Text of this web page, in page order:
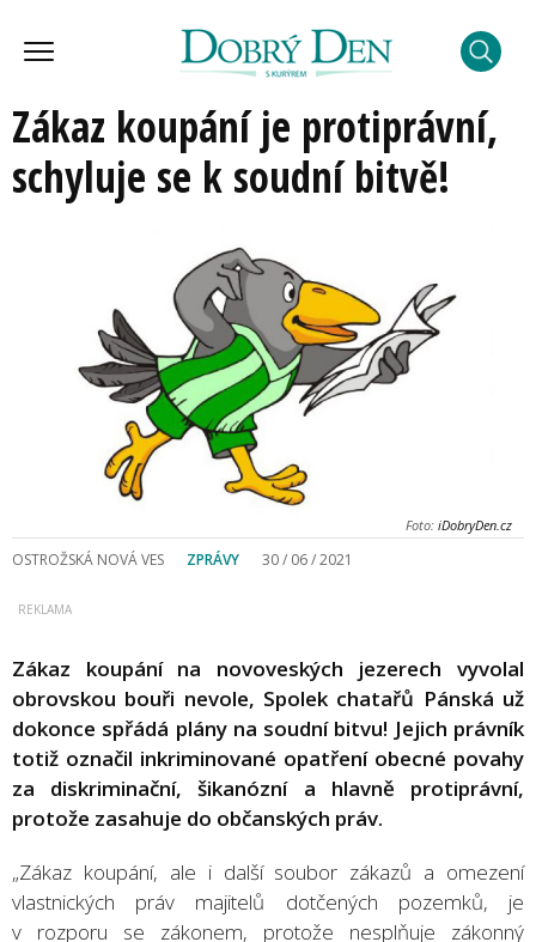
Zákaz koupání je protiprávní,
schyluje se k soudní bitvě!
Foto: iDobryDen.cz
OSTROŽSKÁ NOVÁ VES ZPRÁVY 30 / 06 / 2021
Zákaz koupání na novoveských jezerech vyvolal
obrovskou bouři nevole, Spolek chatařů Pánská už
dokonce spřádá plány na soudní bitvu! Jejich právník
totiž označil inkriminované opatření obecné povahy
za diskriminační, šikanózní a hlavně protiprávní,
protože zasahuje do občanských práv.
„Zákaz koupání, ale i další soubor zákazů a omezení
vlastnických práv majitelů dotčených pozemků, je
v rozporu se zákonem, protože nesplňuje zákonný